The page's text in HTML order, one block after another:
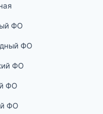
ФО
ФО
ФО
ФО
ФО